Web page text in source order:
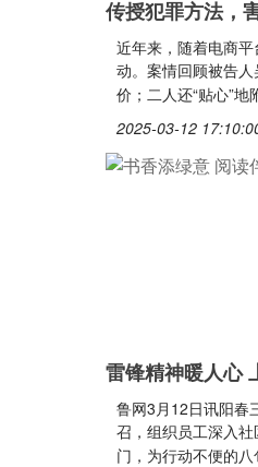
传授犯罪方法，
近年来，随着电商
动。案情回顾被告
价；二人还“贴心”
2025-03-12
雷锋精神暖人心
鲁网3月12日讯阳春
召，组织员工深入
门，为行动不便的